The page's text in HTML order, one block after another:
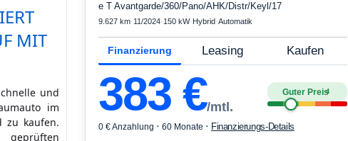
MIT
und
im
zu kaufen.
geprüften
e T Avantgarde/360/Pano/AHK/Distr/Keyl/17
9.627 km· 11/2024· 150 kW· Hybrid·Automatik
Finanzierung Leasing Kaufen
383 €/mtl.
Guter Preis4
0 € Anzahlung · 60 Monate · Finanzierungs-Details